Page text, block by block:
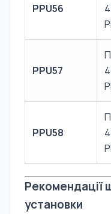
PPU56
PPU57
PPU58
Рекомендації
установки